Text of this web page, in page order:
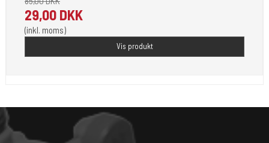
29,00 DKK
(inkl. moms)
Vis produkt